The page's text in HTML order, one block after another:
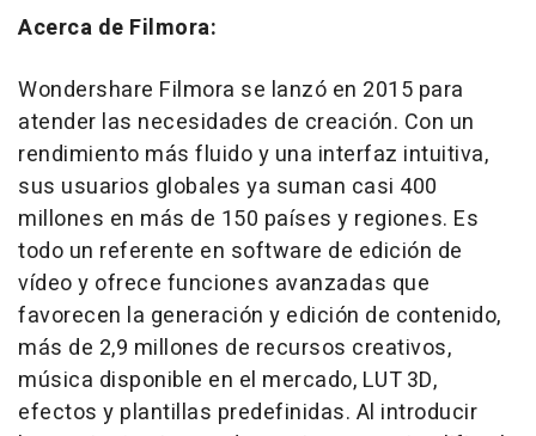
Acerca de Filmora:
Wondershare Filmora se lanzó en 2015 para
atender las necesidades de creación. Con un
rendimiento más fluido y una interfaz intuitiva,
sus usuarios globales ya suman casi 400
millones en más de 150 países y regiones. Es
todo un referente en software de edición de
vídeo y ofrece funciones avanzadas que
favorecen la generación y edición de contenido,
más de 2,9 millones de recursos creativos,
música disponible en el mercado, LUT 3D,
efectos y plantillas predefinidas. Al introducir